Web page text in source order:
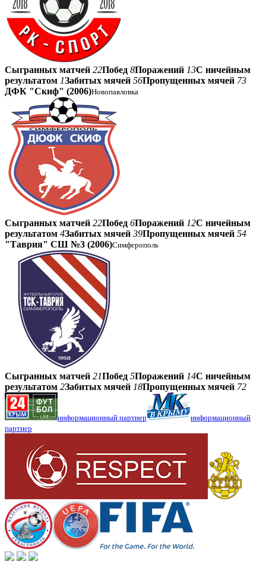
Сыгранных матчей 22Побед 8Поражений 13С ничейным
результатом 1Забитых мячей 56Пропущенных мячей 73
ДФК "Скиф" (2006)Новопавловка
Сыгранных матчей 22Побед 6Поражений 12С ничейным
результатом 4Забитых мячей 39Пропущенных мячей 54
"Таврия" СШ №3 (2006)Симферополь
Сыгранных матчей 21Побед 5Поражений 14С ничейным
результатом 2Забитых мячей 18Пропущенных мячей 72
информационный партнер
информационный
партнер